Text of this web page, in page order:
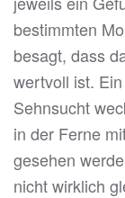
bestimmten
besagt, dass
wertvoll ist.
Sehnsucht
in der Ferne
gesehen
nicht wirklich